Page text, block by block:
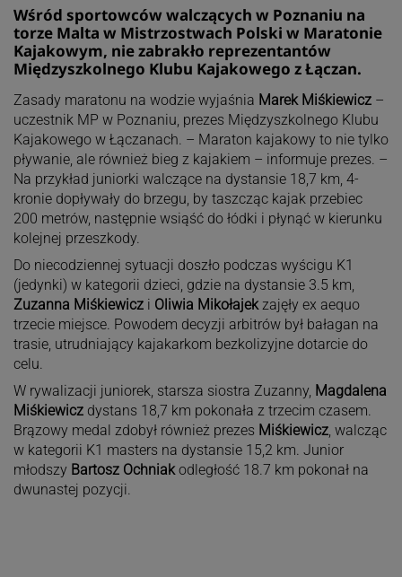
Wśród sportowców walczących w Poznaniu na
torze Malta w Mistrzostwach Polski w Maratonie
Kajakowym, nie zabrakło reprezentantów
Międzyszkolnego Klubu Kajakowego z Łączan.
Zasady maratonu na wodzie wyjaśnia Marek Miśkiewicz–
uczestnik MP w Poznaniu, prezes Międzyszkolnego Klubu
Kajakowego w Łączanach. – Maraton kajakowy to nie tylko
pływanie, ale również bieg z kajakiem – informuje prezes. –
Na przykład juniorki walczące na dystansie 18,7 km, 4-
kronie dopływały do brzegu, by taszcząc kajak przebiec
200 metrów, następnie wsiąść do łódki i płynąć w kierunku
kolejnej przeszkody.
Do niecodziennej sytuacji doszło podczas wyścigu K1
(jedynki) w kategorii dzieci, gdzie na dystansie 3.5 km,
Zuzanna Miśkiewiczi Oliwia Mikołajekzajęły ex aequo
trzecie miejsce. Powodem decyzji arbitrów był bałagan na
trasie, utrudniający kajakarkom bezkolizyjne dotarcie do
celu.
W rywalizacji juniorek, starsza siostra Zuzanny, Magdalena
Miśkiewiczdystans 18,7 km pokonała z trzecim czasem.
Brązowy medal zdobył również prezes Miśkiewicz, walcząc
w kategorii K1 masters na dystansie 15,2 km. Junior
młodszy Bartosz Ochniakodległość 18.7 km pokonał na
dwunastej pozycji.